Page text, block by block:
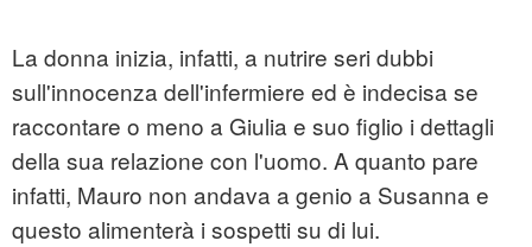
La donna inizia, infatti, a nutrire seri dubbi
sull'innocenza dell'infermiere ed è indecisa se
raccontare o meno a Giulia e suo figlio i dettagli
della sua relazione con l'uomo. A quanto pare
infatti, Mauro non andava a genio a Susanna e
questo alimenterà i sospetti su di lui.